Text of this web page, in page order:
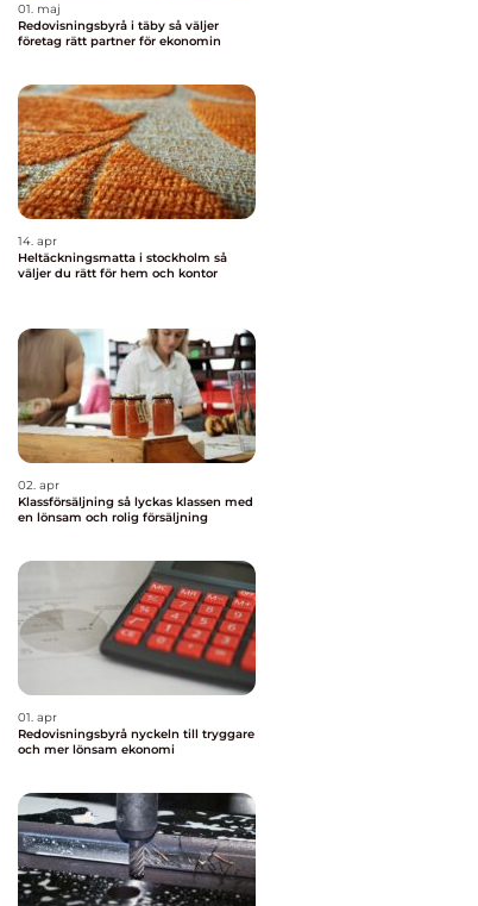
01. maj
Redovisningsbyrå i täby så väljer
företag rätt partner för ekonomin
14. apr
Heltäckningsmatta i stockholm så
väljer du rätt för hem och kontor
02. apr
Klassförsäljning så lyckas klassen med
en lönsam och rolig försäljning
01. apr
Redovisningsbyrå nyckeln till tryggare
och mer lönsam ekonomi